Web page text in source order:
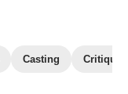
Casting